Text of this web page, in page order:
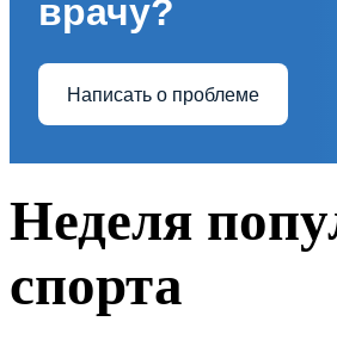
врачу?
Написать о проблеме
Неделя
спорта